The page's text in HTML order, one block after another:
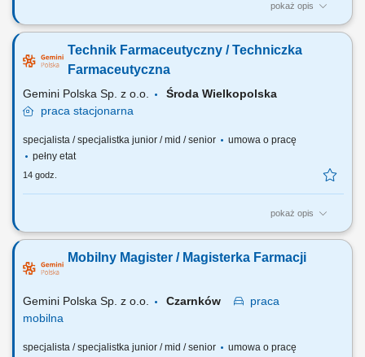
pokaż opis
Czego możesz się spodziewać? dynamiki pracy – z jednej strony
to Ty jesteś ekspertem – wierzymy w Twoją fachową wiedzę, dlatego
każdemu Pacjentowi możesz poświęcić tyle czasu ile potrzebujesz i to
Technik Farmaceutyczny / Techniczka
Farmaceutyczna
Gemini Polska Sp. z o.o.
Środa Wielkopolska
praca stacjonarna
specjalista / specjalistka junior / mid / senior
umowa o pracę
pełny etat
14 godz.
pokaż opis
Czego możesz się spodziewać? dynamiki pracy – z jednej strony
to Ty jesteś ekspertem – wierzymy w Twoją fachową wiedzę, dlatego
każdemu Pacjentowi możesz poświęcić tyle czasu ile potrzebujesz i to
Mobilny Magister / Magisterka Farmacji
Gemini Polska Sp. z o.o. Czarnków
praca
mobilna
specjalista / specjalistka junior / mid / senior
umowa o pracę